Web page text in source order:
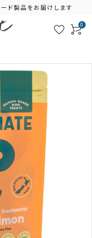
ド製品をお届けします
0